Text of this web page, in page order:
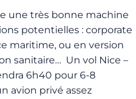
une très bonne machine
potentielles : corporate
maritime, ou en version
sanitaire… Un vol Nice –
6h40 pour 6-8
avion privé assez